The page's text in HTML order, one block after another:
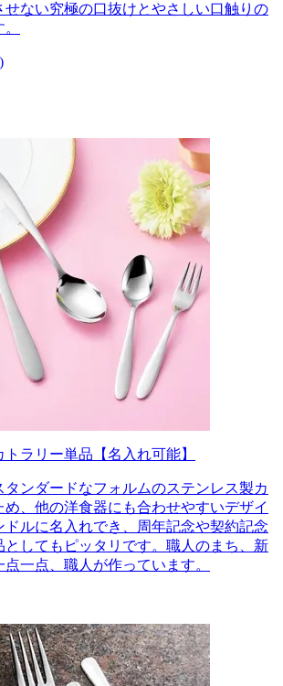
せない究極の口抜けとやさしい口触りの
トラリー単品【名入れ可能】
タンダードなフォルムのステンレス製カ
め、他の洋食器にも合わせやすいデザイ
ドルに名入れでき、周年記念や契約記念
としてもピッタリです。職人のまち、新
一点、職人が作っています。